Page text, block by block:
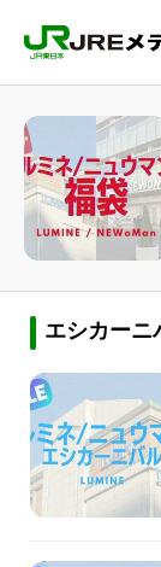
エシカーニ